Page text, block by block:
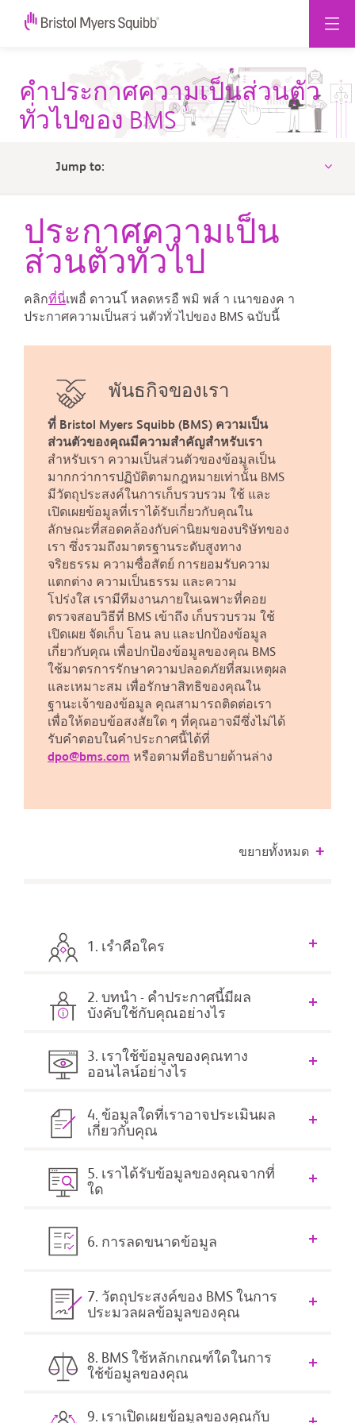
Privacy
Policy
Bristol
Squibb
คำประกาศความเป็นส่วนตัว
ทั่วไปของ BMS
Jump to:
ประกาศความเป็น
ส่วนตัวทั่วไป
คลิกที่นี่เพอื่ ดาวนโ์ หลดหรอื พมิ พส์ า เนาของค า
ประกาศความเป็นสว่ นตัวทั่วไปของ BMS ฉบับนี้
พันธกิจของเรา
ที่ Bristol Myers Squibb (BMS) ความเป็น
ส่วนตัวของคุณมีความสำคัญสำหรับเรา
สำหรับเรา ความเป็นส่วนตัวของข้อมูลเป็น
มากกว่าการปฏิบัติตามกฎหมายเท่านั้น BMS
มีวัตถุประสงค์ในการเก็บรวบรวม ใช้ และ
เปิดเผยข้อมูลที่เราได้รับเกี่ยวกับคุณใน
ลักษณะที่สอดคล้องกับค่านิยมของบริษัทของ
เรา ซึ่งรวมถึงมาตรฐานระดับสูงทาง
จริยธรรม ความซื่อสัตย์ การยอมรับความ
แตกต่าง ความเป็นธรรม และความ
โปร่งใส เรามีทีมงานภายในเฉพาะที่คอย
ตรวจสอบวิธีที่ BMS เข้าถึง เก็บรวบรวม ใช้
เปิดเผย จัดเก็บ โอน ลบ และปกป้องข้อมูล
เกี่ยวกับคุณ เพื่อปกป้องข้อมูลของคุณ BMS
ใช้มาตรการรักษาความปลอดภัยที่สมเหตุผล
และเหมาะสม เพื่อรักษาสิทธิของคุณใน
ฐานะเจ้าของข้อมูล คุณสามารถติดต่อเรา
เพื่อให้ตอบข้อสงสัยใด ๆ ที่คุณอาจมีซึ่งไม่ได้
รับคำตอบในคำประกาศนี้ได้ที่
dpo@bms.com หรือตามที่อธิบายด้านล่าง
ขยายทั้งหมด
1. เรำคือใคร
2. บทนำ - คำประกาศนี้มีผล
บังคับใช้กับคุณอย่างไร
3. เราใช้ข้อมูลของคุณทาง
ออนไลน์อย่างไร
4. ข้อมูลใดที่เราอาจประเมินผล
เกี่ยวกับคุณ
5. เราได้รับข้อมูลของคุณจากที่
ใด
6. การลดขนาดข้อมูล
7. วัตถุประสงค์ของ BMS ในการ
ประมวลผลข้อมูลของคุณ
8. BMS ใช้หลักเกณฑ์ใดในการ
ใช้ข้อมูลของคุณ
9. เราเปิดเผยข้อมูลของคุณกับ